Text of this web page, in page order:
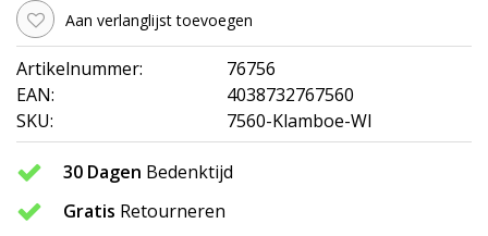
Aan verlanglijst toevoegen
Artikelnummer:
76756
EAN:
4038732767560
SKU:
7560-Klamboe-WI
30 Dagen Bedenktijd
Gratis Retourneren